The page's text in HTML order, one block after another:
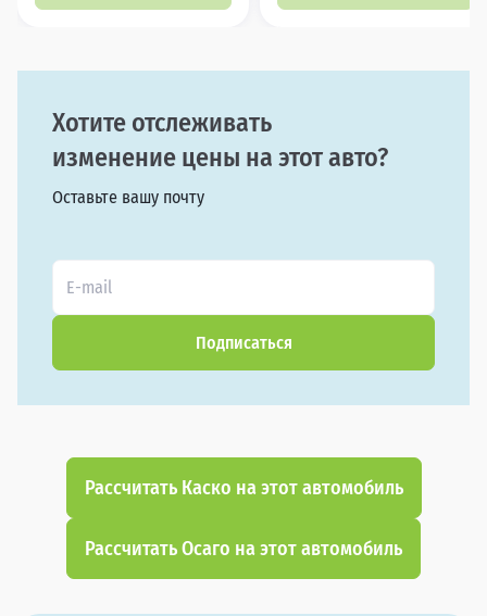
Хотите отслеживать
изменение цены на этот авто?
Оставьте вашу почту
Подписаться
Рассчитать Каско на этот автомобиль
Рассчитать Осаго на этот автомобиль